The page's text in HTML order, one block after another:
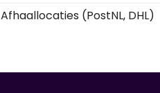
Afhaallocaties (PostNL, DHL)